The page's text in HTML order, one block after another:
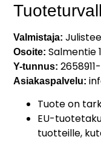
Valmistaja:
Osoite: Salmentie
Y-tunnus:
Asiakaspalvelu:
Tuote on
EU-
tuotteille,